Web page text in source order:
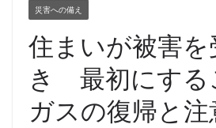
災害への備え
住まいが被害を
き 最初にす
ガスの復帰と注